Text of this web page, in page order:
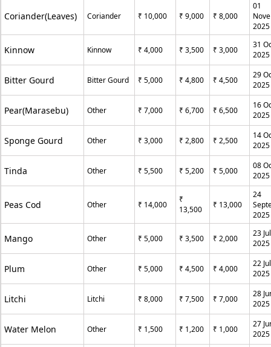
Coriander(Leaves) Coriander ₹ 10,000 ₹ 9,000 ₹ 8,000
01
2025
Kinnow Kinnow ₹ 4,000 ₹ 3,500 ₹ 3,000
31
2025
Bitter Gourd Bitter Gourd ₹ 5,000 ₹ 4,800 ₹ 4,500
29
2025
Pear(Marasebu) Other ₹ 7,000 ₹ 6,700 ₹ 6,500
16
2025
Sponge Gourd Other ₹ 3,000 ₹ 2,800 ₹ 2,500
14
2025
Tinda Other ₹ 5,500 ₹ 5,200 ₹ 5,000
08
2025
Peas Cod Other ₹ 14,000
₹
13,500
₹ 13,000
24
2025
Mango Other ₹ 5,000 ₹ 3,500 ₹ 2,000
23
2025
Plum Other ₹ 5,000 ₹ 4,500 ₹ 4,000
22
2025
Litchi Litchi ₹ 8,000 ₹ 7,500 ₹ 7,000
28
2025
Water Melon Other ₹ 1,500 ₹ 1,200 ₹ 1,000
27
2025